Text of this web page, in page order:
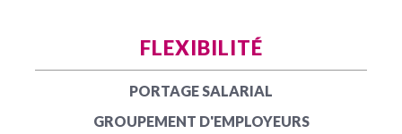
FLEXIBILITÉ
PORTAGE SALARIAL
GROUPEMENT D'EMPLOYEURS